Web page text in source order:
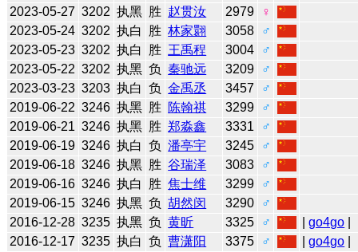
2023-05-27 3202 执黑 胜 赵贯汝 2979
♀
2023-05-24 3202 执白 胜 林家翾 3058
♂
2023-05-23 3202 执白 胜 王禹程 3004
♂
2023-05-22 3202 执黑 负 秦驰远 3209
♂
2023-03-23 3203 执白 负 金禹丞 3457
♂
2019-06-22 3246 执黑 胜 陈翰祺 3299
♂
2019-06-21 3246 执黑 胜 郑淼鑫 3331
♂
2019-06-19 3246 执白 负 潘亭宇 3245
♂
2019-06-18 3246 执黑 胜 谷瑞泽 3083
♂
2019-06-16 3246 执白 胜 焦士维 3299
♂
2019-06-15 3246 执黑 负 胡然闵 3290
♂
2016-12-28 3235 执黑 负 黄昕 3325 ♂ |go4go
2016-12-17 3235 执白 负 曹潇阳 3375 ♂ |go4go